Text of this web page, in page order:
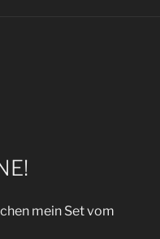
mein Set vom